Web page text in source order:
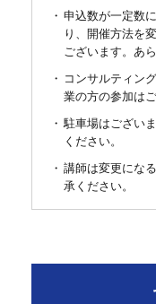
申込数が一定数
り、開催方法を
ございます。あ
コンサルティン
業の方の参加は
駐車場はござい
ください。
講師は変更にな
承ください。